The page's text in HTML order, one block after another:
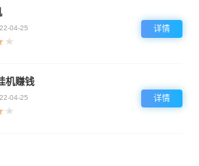
04-25 详情
机赚钱
04-25 详情